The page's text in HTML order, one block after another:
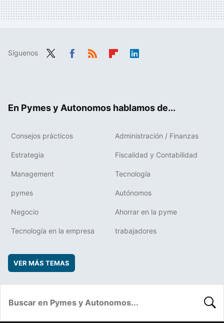
Síguenos
En Pymes y Autonomos hablamos de...
Consejos prácticos Administración / Finanzas
Estrategia Fiscalidad y Contabilidad
Management Tecnología
pymes Autónomos
Negocio Ahorrar en la pyme
Tecnología en la empresa trabajadores
VER MÁS TEMAS